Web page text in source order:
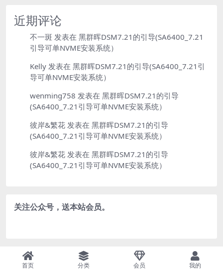
近期评论
不一斑 发表在 黑群晖DSM7.21的引导(SA6400_7.21
引导可单NVME安装系统）
Kelly 发表在 黑群晖DSM7.21的引导(SA6400_7.21引
导可单NVME安装系统）
wenming758 发表在 黑群晖DSM7.21的引导
(SA6400_7.21引导可单NVME安装系统）
彼岸&繁花 发表在 黑群晖DSM7.21的引导
(SA6400_7.21引导可单NVME安装系统）
彼岸&繁花 发表在 黑群晖DSM7.21的引导
(SA6400_7.21引导可单NVME安装系统）
关注公众号，送本站会员。
Copyright © 2024YooZai - All rights reserved
51LA统计
鄂ICP备2021000711号
鄂公网安备42010602000291号
首页 分类 会员 我的